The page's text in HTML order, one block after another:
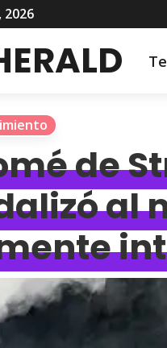
de
al